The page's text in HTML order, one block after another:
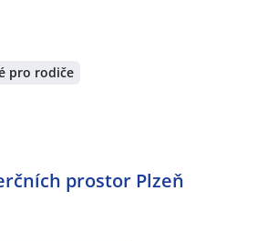
pro rodiče
prostor Plzeň